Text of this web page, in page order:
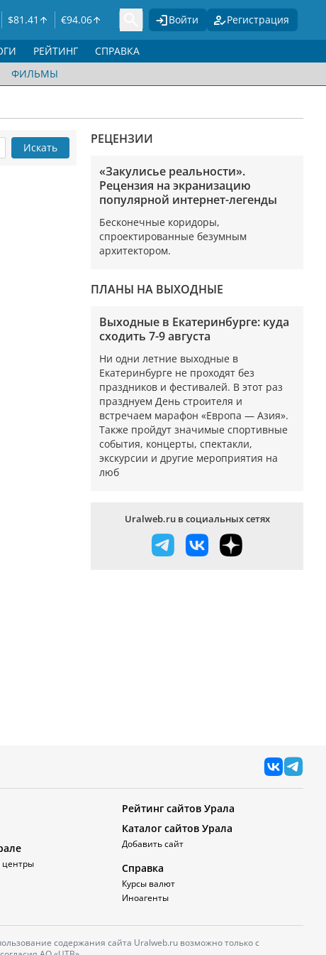
$81.41 €94.06 Войти Регистрация
ФИЛЬМЫ
РЕЙТИНГ СПРАВКА
Искать
РЕЦЕНЗИИ
«Закулисье реальности».
Рецензия на экранизацию
популярной интернет-легенды
Бесконечные коридоры,
спроектированные безумным
архитектором.
ПЛАНЫ НА ВЫХОДНЫЕ
Выходные в Екатеринбурге: куда
сходить 7-9 августа
Ни одни летние выходные в
Екатеринбурге не проходят без
праздников и фестивалей. В этот раз
празднуем День строителя и
встречаем марафон «Европа — Азия».
Также пройдут значимые спортивные
события, концерты, спектакли,
экскурсии и другие мероприятия на
люб
Uralweb.ru в социальных сетях
Рейтинг сайтов Урала
Каталог сайтов Урала
Добавить сайт
Справка
Курсы валют
Иноагенты
содержания сайта Uralweb.ru возможно только с